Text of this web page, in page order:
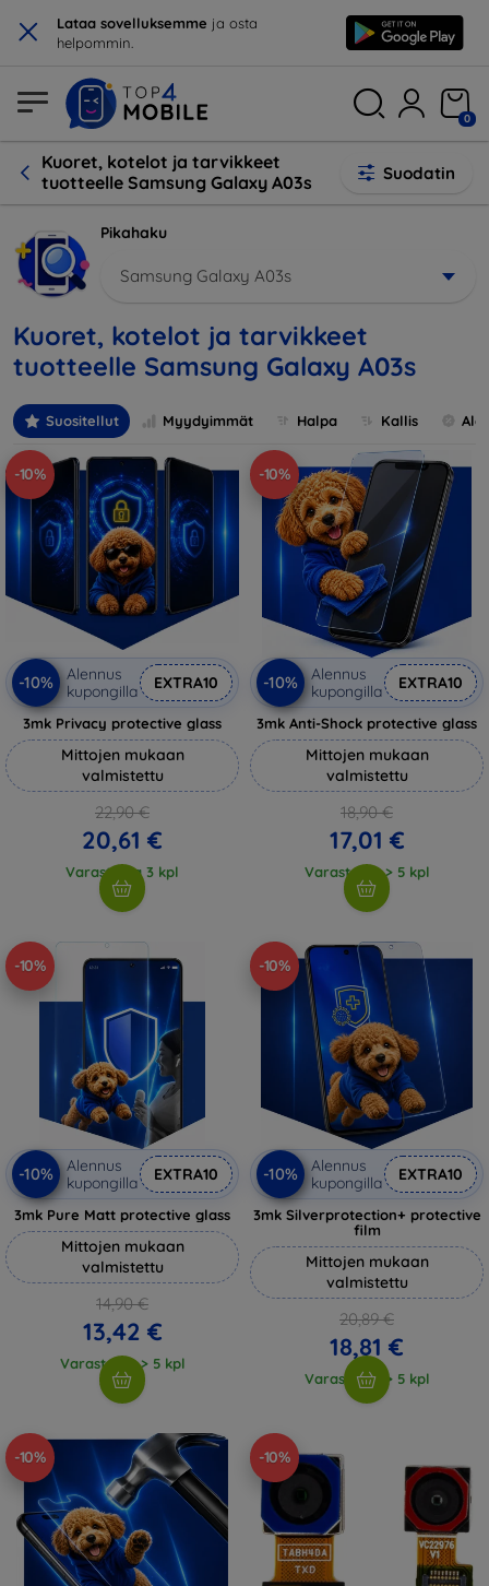
× Lataa sovelluksemme ja osta
helpommin.
0
Kuoret, kotelot ja tarvikkeet
tuotteelle Samsung Galaxy A03s
Suodatin
Pikahaku
Samsung Galaxy A03s
Kuoret, kotelot ja tarvikkeet
tuotteelle Samsung Galaxy A03s
Suositellut Myydyimmät Halpa Kallis
-10%
-10%
Alennus
kupongilla
EXTRA10
3mk Privacy protective glass
Mittojen mukaan
valmistettu
22,90 €
20,61 €
Varastossa 3 kpl
-10%
-10%
Alennus
kupongilla
EXTRA10
3mk Anti-Shock protective glass
Mittojen mukaan
valmistettu
18,90 €
17,01 €
Varastossa > 5 kpl
-10%
-10%
Alennus
kupongilla
EXTRA10
3mk Pure Matt protective glass
Mittojen mukaan
valmistettu
14,90 €
13,42 €
Varastossa > 5 kpl
-10%
-10%
Alennus
kupongilla
EXTRA10
3mk Silverprotection+ protective
film
Mittojen mukaan
valmistettu
20,89 €
18,81 €
Varastossa > 5 kpl
-10% -10%